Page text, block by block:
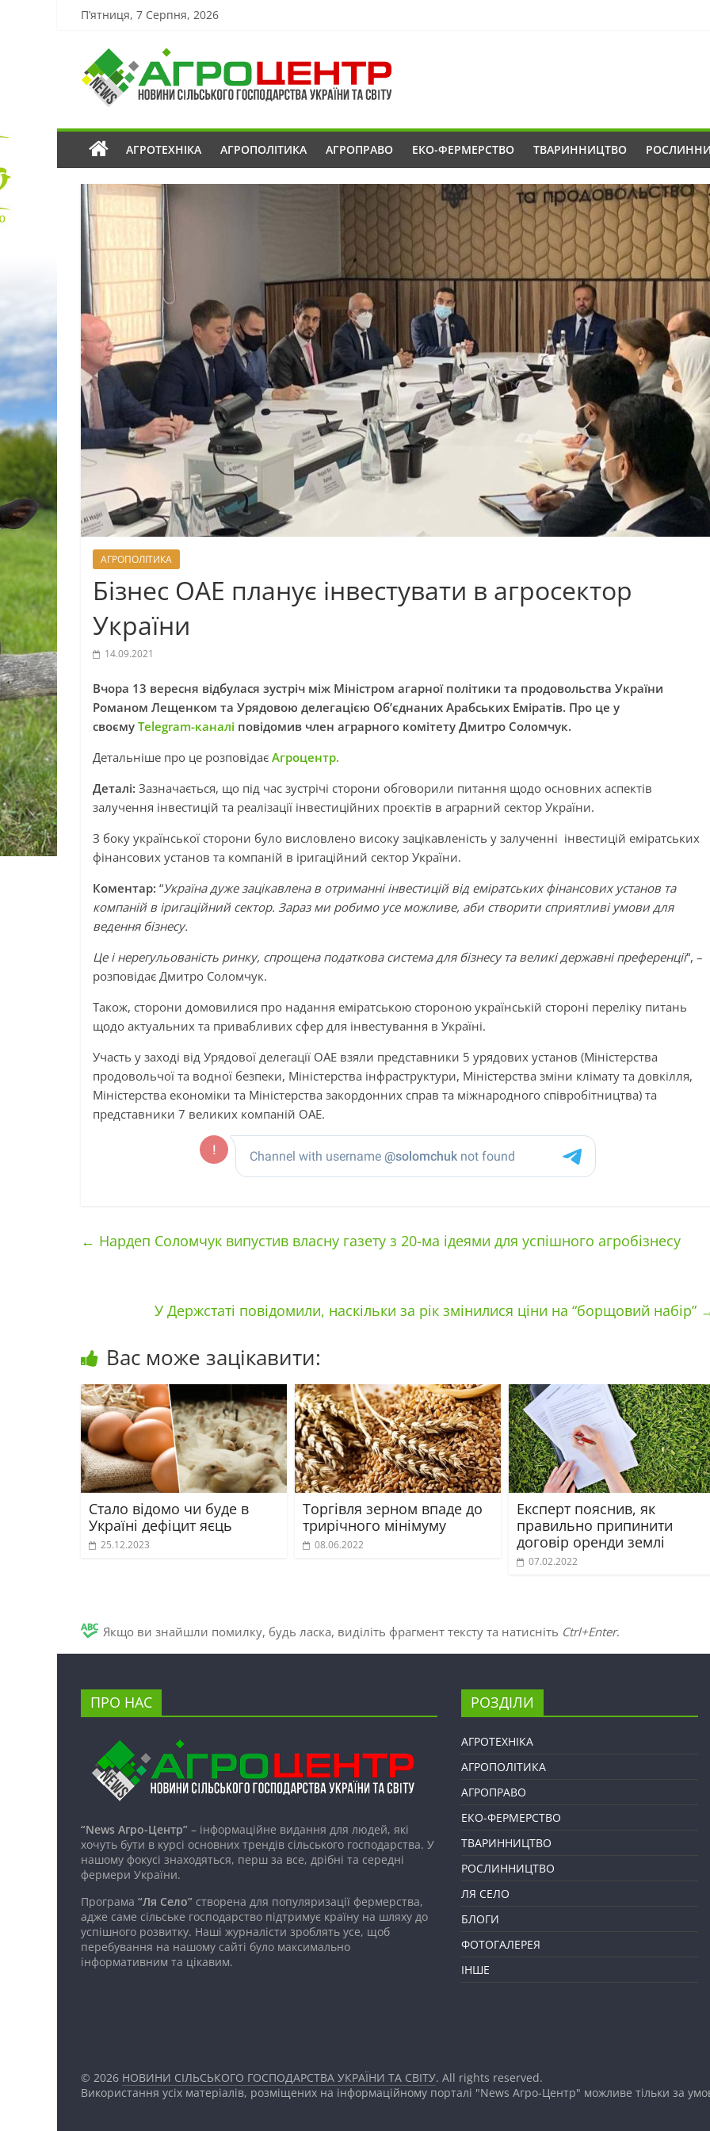
П’ятниця, 7 Серпня, 2026
АГРОТЕХНІКА АГРОПОЛІТИКА АГРОПРАВО ЕКО-ФЕРМЕРСТВО ТВАРИННИЦТВО
АГРОПОЛІТИКА
Бізнес ОАЕ планує інвестувати в агросектор
України
14.09.2021
Вчора 13 вересня відбулася зустріч між Міністром агарної політики та продовольства України
Романом Лещенком та Урядовою делегацією Об’єднаних Арабських Еміратів. Про це у
своєму Telegram-каналі повідомив член аграрного комітету Дмитро Соломчук.
Детальніше про це розповідає Агроцентр.
Деталі: Зазначається, що під час зустрічі сторони обговорили питання щодо основних аспектів
залучення інвестицій та реалізації інвестиційних проєктів в аграрний сектор України.
З боку української сторони було висловлено високу зацікавленість у залученні інвестицій еміратських
фінансових установ та компаній в іригаційний сектор України.
Коментар: “Україна дуже зацікавлена в отриманні інвестицій від еміратських фінансових установ та
компаній в іригаційний сектор. Зараз ми робимо усе можливе, аби створити сприятливі умови для
ведення бізнесу.
Це і нерегульованість ринку, спрощена податкова система для бізнесу та великі державні преференції“, –
розповідає Дмитро Соломчук.
Також, сторони домовилися про надання еміратською стороною українській стороні переліку питань
щодо актуальних та привабливих сфер для інвестування в Україні.
Участь у заході від Урядової делегації ОАЕ взяли представники 5 урядових установ (Міністерства
продовольчої та водної безпеки, Міністерства інфраструктури, Міністерства зміни клімату та довкілля,
Міністерства економіки та Міністерства закордонних справ та міжнародного співробітництва) та
представники 7 великих компаній ОАЕ.
← Нардеп Соломчук випустив власну газету з 20-ма ідеями для успішного агробізнесу
У Держстаті повідомили, наскільки за рік змінилися ціни на “борщовий набір”
Вас може зацікавити:
Стало відомо чи буде в
Україні дефіцит яєць
25.12.2023
Торгівля зерном впаде до
трирічного мінімуму
08.06.2022
Експерт пояснив, як
правильно припинити
договір оренди землі
07.02.2022
Якщо ви знайшли помилку, будь ласка, виділіть фрагмент тексту та натисніть Ctrl+Enter.
ПРО НАС
“News Агро-Центр” – інформаційне видання для людей, які
хочуть бути в курсі основних трендів сільського господарства. У
нашому фокусі знаходяться, перш за все, дрібні та середні
фермери України.
Програма “Ля Село” створена для популяризації фермерства,
адже саме сільське господарство підтримує країну на шляху до
успішного розвитку. Наші журналісти зроблять усе, щоб
перебування на нашому сайті було максимально
інформативним та цікавим.
РОЗДІЛИ
АГРОТЕХНІКА
АГРОПОЛІТИКА
АГРОПРАВО
ЕКО-ФЕРМЕРСТВО
ТВАРИННИЦТВО
РОСЛИННИЦТВО
ЛЯ СЕЛО
БЛОГИ
ФОТОГАЛЕРЕЯ
ІНШЕ
© 2026 НОВИНИ СІЛЬСЬКОГО ГОСПОДАРСТВА УКРАЇНИ ТА СВІТУ. All rights reserved.
Використання усіх матеріалів, розміщених на інформаційному порталі "News Агро-Центр" можливе тільки за